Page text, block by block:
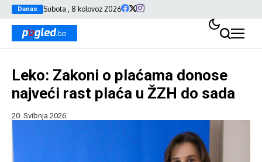
Danas Subota , 8 kolovoz 2026
Leko: Zakoni o plaćama donose
najveći rast plaća u ŽZH do sada
20. Svibnja 2026.